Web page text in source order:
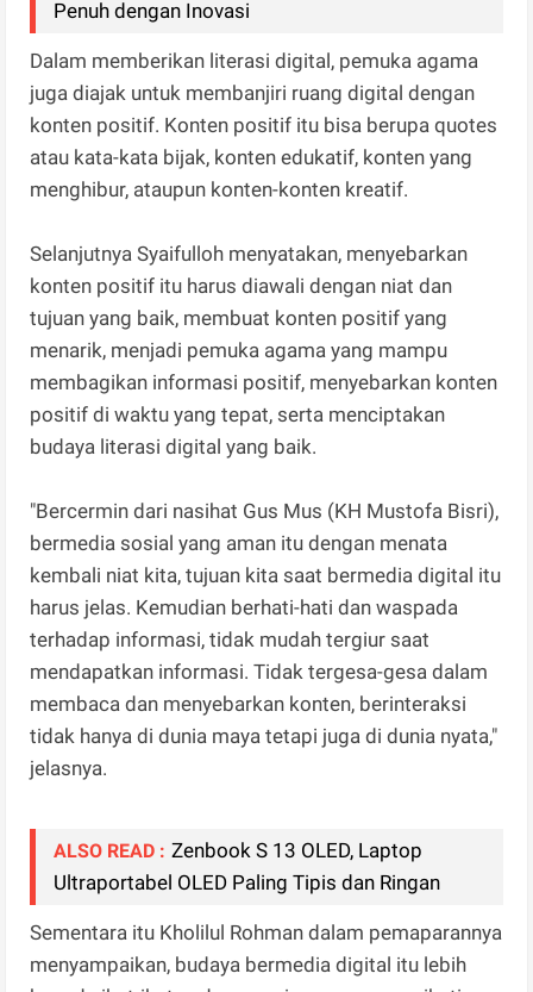
Penuh dengan Inovasi
Dalam memberikan literasi digital, pemuka agama
juga diajak untuk membanjiri ruang digital dengan
konten positif. Konten positif itu bisa berupa quotes
atau kata-kata bijak, konten edukatif, konten yang
menghibur, ataupun konten-konten kreatif.
Selanjutnya Syaifulloh menyatakan, menyebarkan
konten positif itu harus diawali dengan niat dan
tujuan yang baik, membuat konten positif yang
menarik, menjadi pemuka agama yang mampu
membagikan informasi positif, menyebarkan konten
positif di waktu yang tepat, serta menciptakan
budaya literasi digital yang baik.
"Bercermin dari nasihat Gus Mus (KH Mustofa Bisri),
bermedia sosial yang aman itu dengan menata
kembali niat kita, tujuan kita saat bermedia digital itu
harus jelas. Kemudian berhati-hati dan waspada
terhadap informasi, tidak mudah tergiur saat
mendapatkan informasi. Tidak tergesa-gesa dalam
membaca dan menyebarkan konten, berinteraksi
tidak hanya di dunia maya tetapi juga di dunia nyata,"
jelasnya.
ALSO READ : Zenbook S 13 OLED, Laptop
Ultraportabel OLED Paling Tipis dan Ringan
Sementara itu Kholilul Rohman dalam pemaparannya
menyampaikan, budaya bermedia digital itu lebih